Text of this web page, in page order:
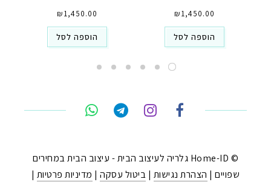
₪1,450.00
הוספה לסל
₪1,450.00
הוספה לסל
© Home-ID גלריה לעיצוב הבית - עיצוב הבית במחירים
שפויים | הצהרת נגישות | ביטול עסקה| מדיניות פרטיות |